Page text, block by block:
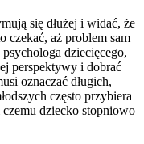
się dłużej i widać, że
czekać, aż problem sam
dziecięcego,
perspektywy i dobrać
oznaczać długich,
często przybiera
dziecko stopniowo